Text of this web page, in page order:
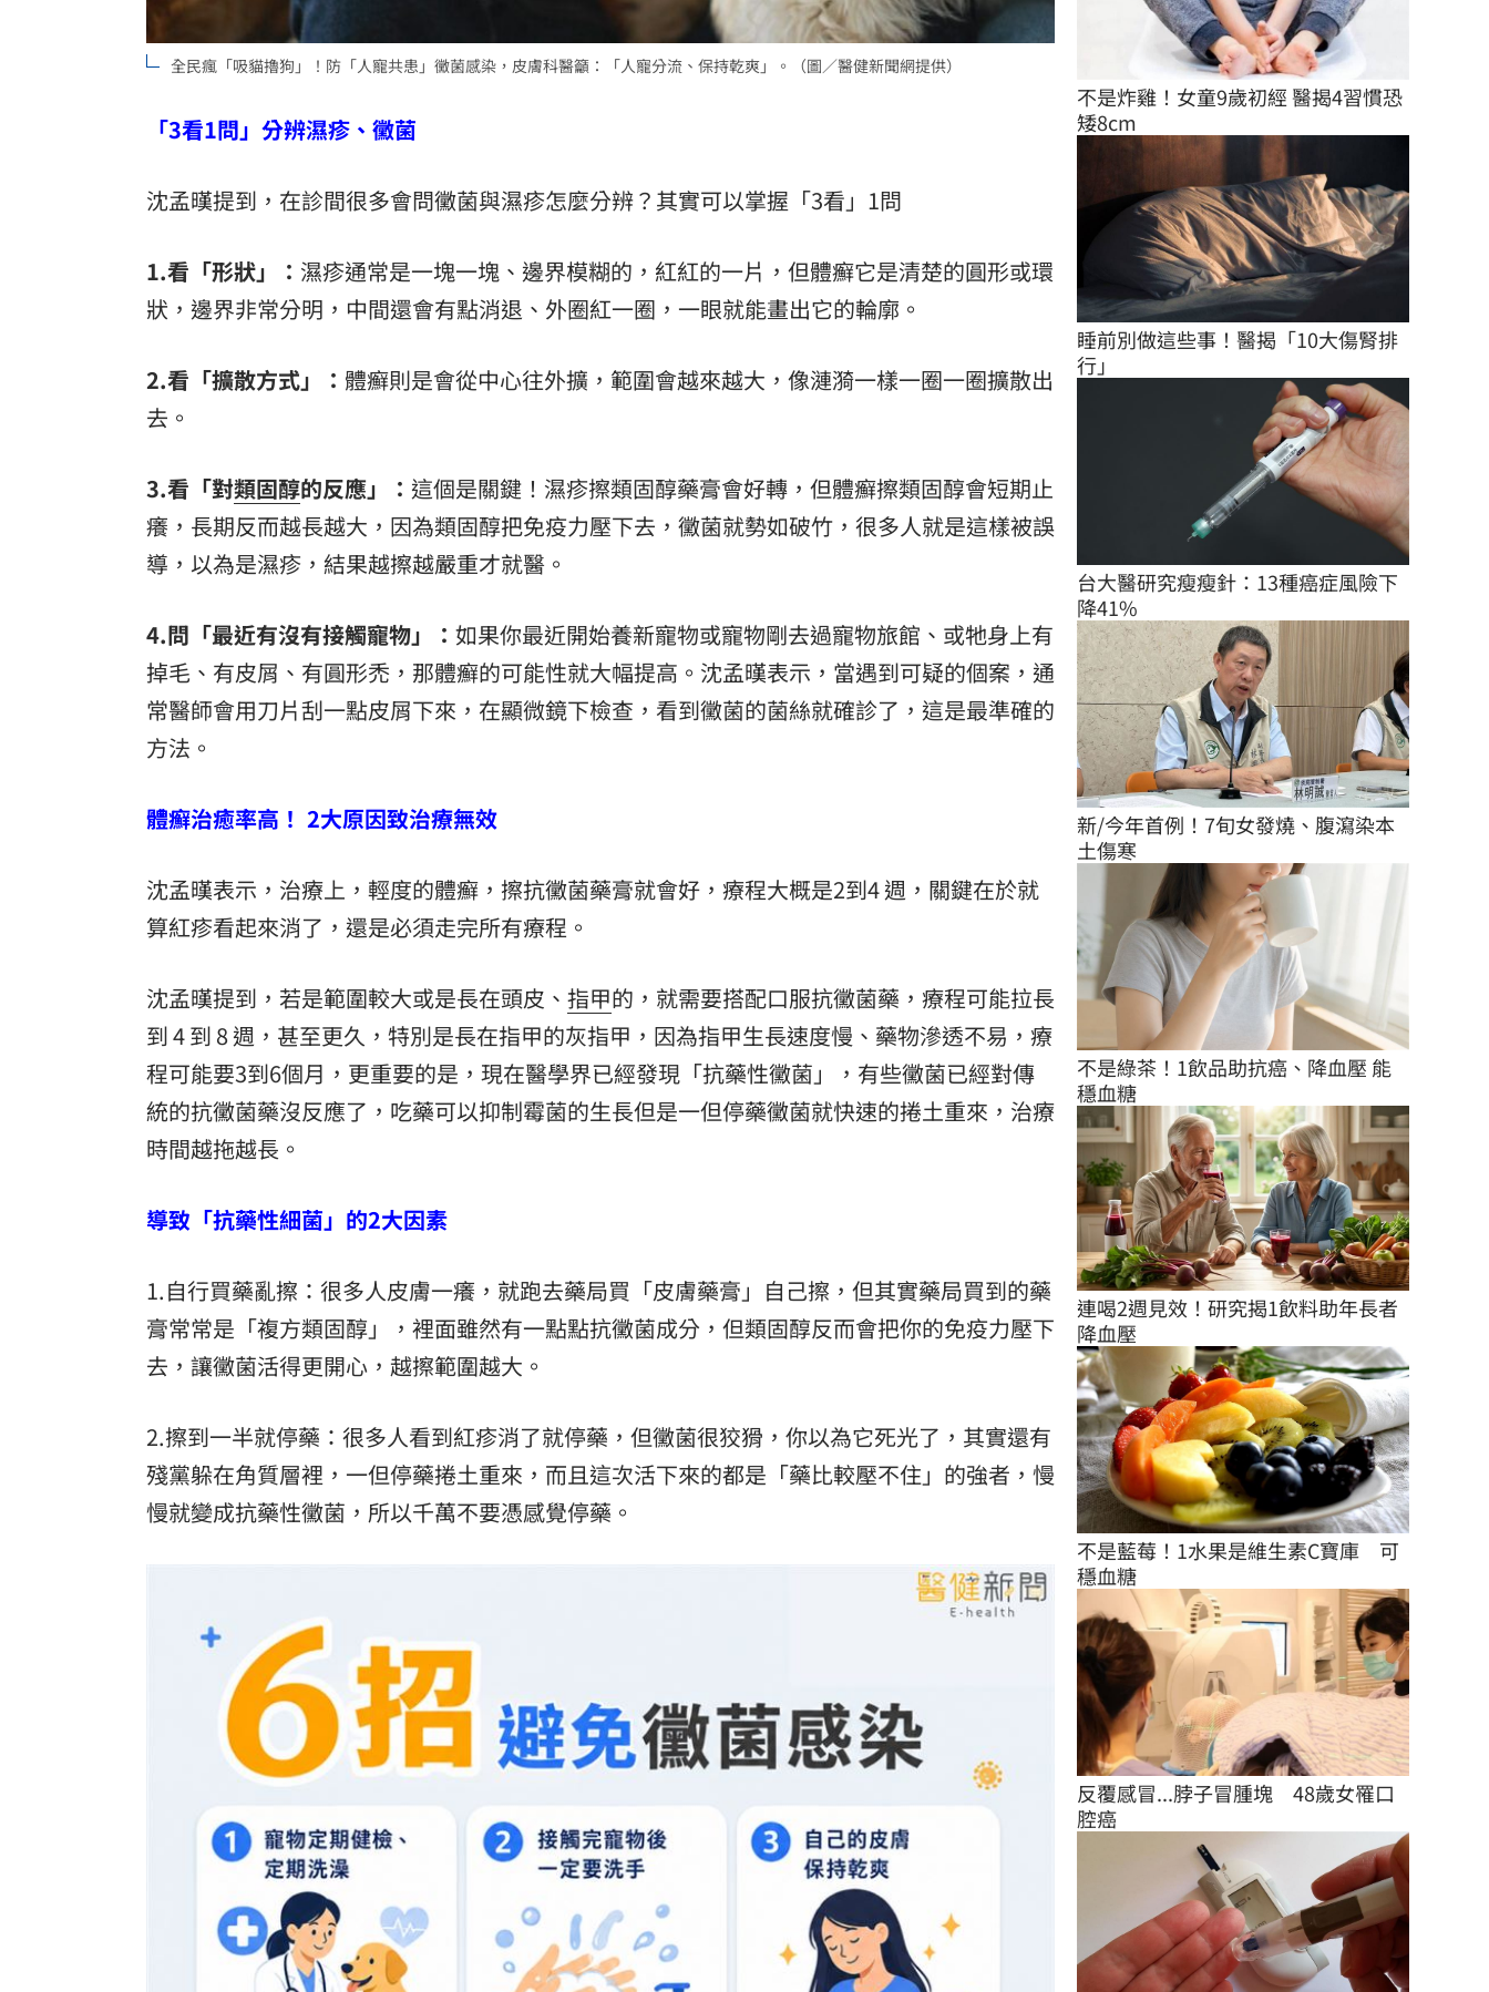
全民瘋「吸貓擼狗」！防「人寵共患」黴菌感染，皮膚科醫籲：「人寵分流、保持乾爽」。（圖／醫健新聞網提供）
「3看1問」分辨濕疹、黴菌
沈孟暵提到，在診間很多會問黴菌與濕疹怎麼分辨？其實可以掌握「3看」1問
1.看「形狀」： 濕疹通常是一塊一塊、邊界模糊的，紅紅的一片，但體癬它是清楚的圓形或環
狀，邊界非常分明，中間還會有點消退、外圈紅一圈，一眼就能畫出它的輪廓。
2.看「擴散方式」： 體癬則是會從中心往外擴，範圍會越來越大，像漣漪一樣一圈一圈擴散出
去。
3.看「對類固醇的反應」： 這個是關鍵！濕疹擦類固醇藥膏會好轉，但體癬擦類固醇會短期止
癢，長期反而越長越大，因為類固醇把免疫力壓下去，黴菌就勢如破竹，很多人就是這樣被誤
導，以為是濕疹，結果越擦越嚴重才就醫。
4.問「最近有沒有接觸寵物」： 如果你最近開始養新寵物或寵物剛去過寵物旅館、或牠身上有
掉毛、有皮屑、有圓形禿，那體癬的可能性就大幅提高。沈孟暵表示，當遇到可疑的個案，通
常醫師會用刀片刮一點皮屑下來，在顯微鏡下檢查，看到黴菌的菌絲就確診了，這是最準確的
方法。
體癬治癒率高！ 2大原因致治療無效
沈孟暵表示，治療上，輕度的體癬，擦抗黴菌藥膏就會好，療程大概是2到4 週，關鍵在於就
算紅疹看起來消了，還是必須走完所有療程。
沈孟暵提到，若是範圍較大或是長在頭皮、 指甲的，就需要搭配口服抗黴菌藥，療程可能拉長
到 4 到 8 週，甚至更久，特別是長在指甲的灰指甲，因為指甲生長速度慢、藥物滲透不易，療
程可能要3到6個月，更重要的是，現在醫學界已經發現「抗藥性黴菌」，有些黴菌已經對傳
統的抗黴菌藥沒反應了，吃藥可以抑制霉菌的生長但是一但停藥黴菌就快速的捲土重來，治療
時間越拖越長。
導致「抗藥性細菌」的2大因素
1.自行買藥亂擦：很多人皮膚一癢，就跑去藥局買「皮膚藥膏」自己擦，但其實藥局買到的藥
膏常常是「複方類固醇」，裡面雖然有一點點抗黴菌成分，但類固醇反而會把你的免疫力壓下
去，讓黴菌活得更開心，越擦範圍越大。
2.擦到一半就停藥：很多人看到紅疹消了就停藥，但黴菌很狡猾，你以為它死光了，其實還有
殘黨躲在角質層裡，一但停藥捲土重來，而且這次活下來的都是「藥比較壓不住」的強者，慢
慢就變成抗藥性黴菌，所以千萬不要憑感覺停藥。
不是炸雞！女童9歲初經 醫揭4習慣恐
矮8cm
睡前別做這些事！醫揭「10大傷腎排
行」
台大醫研究瘦瘦針：13種癌症風險下
降41%
新/今年首例！7旬女發燒、腹瀉染本
土傷寒
不是綠茶！1飲品助抗癌、降血壓 能
穩血糖
連喝2週見效！研究揭1飲料助年長者
降血壓
不是藍莓！1水果是維生素C寶庫　可
穩血糖
反覆感冒...脖子冒腫塊　48歲女罹口
腔癌